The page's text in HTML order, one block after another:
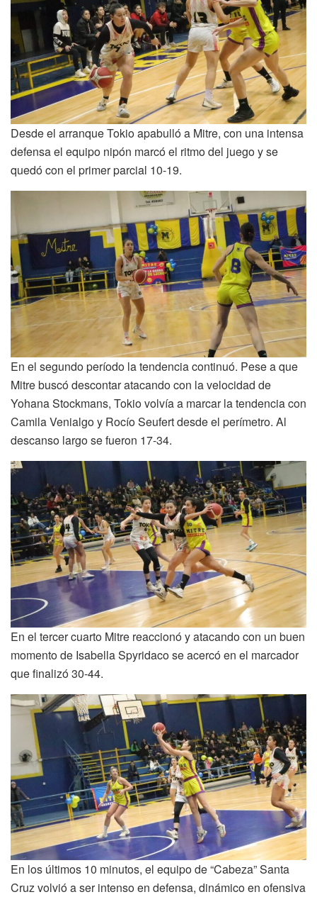
Desde el arranque Tokio apabulló a Mitre, con una intensa
defensa el equipo nipón marcó el ritmo del juego y se
quedó con el primer parcial 10-19.
En el segundo período la tendencia continuó. Pese a que
Mitre buscó descontar atacando con la velocidad de
Yohana Stockmans, Tokio volvía a marcar la tendencia con
Camila Venialgo y Rocío Seufert desde el perímetro. Al
descanso largo se fueron 17-34.
En el tercer cuarto Mitre reaccionó y atacando con un buen
momento de Isabella Spyridaco se acercó en el marcador
que finalizó 30-44.
En los últimos 10 minutos, el equipo de “Cabeza” Santa
Cruz volvió a ser intenso en defensa, dinámico en ofensiva